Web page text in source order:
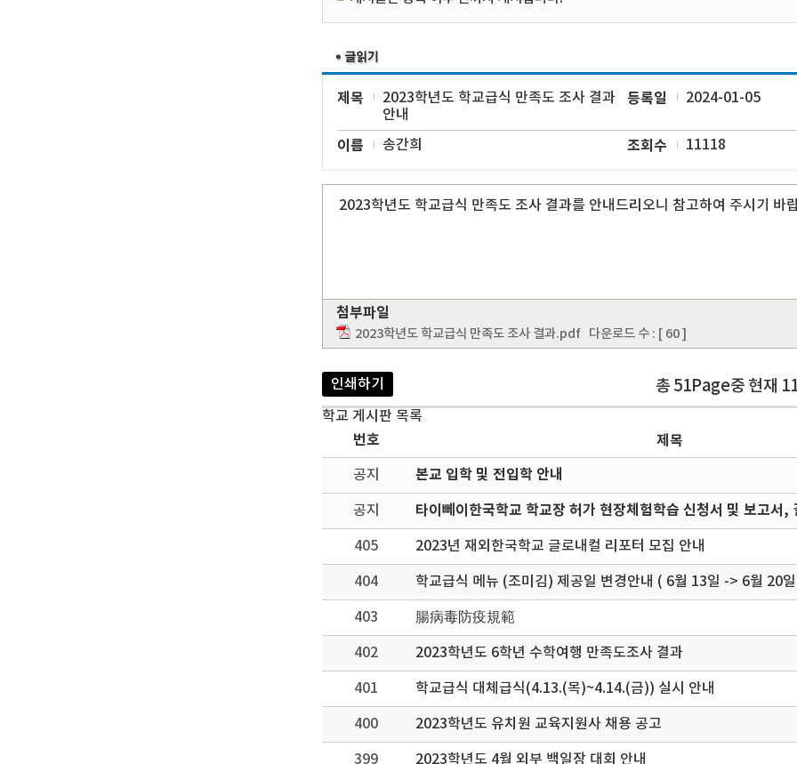
제목
2023학년도 학교급식 만족도 조사 결과
안내
등록일 2024-01-05
이름 송간희 조회수 11118
2023학년도 학교급식 만족도 조사 결과를 안내드리오니 참고하여 주시기 바
첨부파일
2023학년도 학교급식 만족도 조사 결과.pdf 다운로드 수 : [ 60 ]
인쇄하기 총 51Page중 현재
학교 게시판 목록
번호 제목
공지 본교 입학 및 전입학 안내
공지 타이뻬이한국학교 학교장 허가 현장체험학습 신청서 및 보고서,
405 2023년 재외한국학교 글로내컬 리포터 모집 안내
404 학교급식 메뉴 (조미김) 제공일 변경안내 ( 6월 13일 -> 6월 20
403 腸病毒防疫規範
402 2023학년도 6학년 수학여행 만족도조사 결과
401 학교급식 대체급식(4.13.(목)~4.14.(금)) 실시 안내
400 2023학년도 유치원 교육지원사 채용 공고
399 2023학년도 4월 외부 백일장 대회 안내